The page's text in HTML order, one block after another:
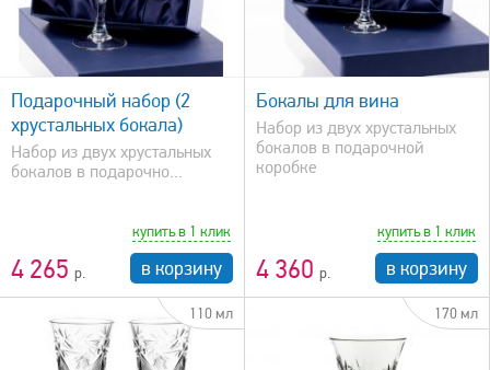
Подарочный набор (2
хрустальных бокала)
Набор из двух хрустальных
бокалов в подарочно...
4 265
купить в 1 клик
в корзину
быстрый просмотр
Бокалы для вина
Набор из двух хрустальных
бокалов в подарочной
коробке
4 360
купить в 1 клик
в корзину
110 мл 170 мл